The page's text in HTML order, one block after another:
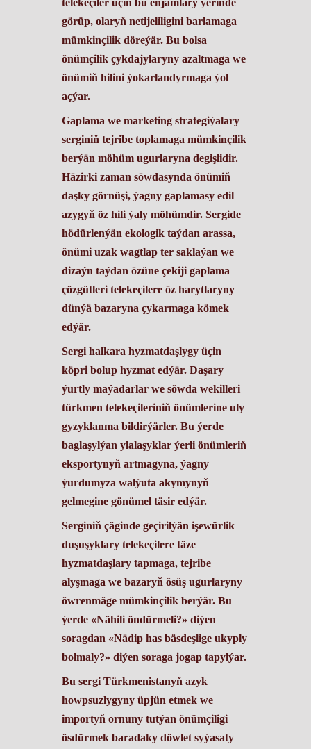
görüp, olaryň netijeliligini barlamaga
mümkinçilik döreýär. Bu bolsa
önümçilik çykdajylaryny azaltmaga we
önümiň hilini ýokarlandyrmaga ýol
açýar.
Gaplama we marketing strategiýalary
serginiň tejribe toplamaga mümkinçilik
berýän möhüm ugurlaryna degişlidir. ​
Häzirki zaman söwdasynda önümiň
daşky görnüşi, ýagny gaplamasy edil
azygyň öz hili ýaly möhümdir. Sergide
hödürlenýän ekologik taýdan arassa,
önümi uzak wagtlap ter saklaýan we
dizaýn taýdan özüne çekiji gaplama
çözgütleri telekeçilere öz harytlaryny
dünýä bazaryna çykarmaga kömek
edýär.
Sergi halkara hyzmatdaşlygy üçin
köpri bolup hyzmat edýär. Daşary
ýurtly maýadarlar we söwda wekilleri
türkmen telekeçileriniň önümlerine uly
gyzyklanma bildirýärler. Bu ýerde
baglaşylýan ylalaşyklar ýerli önümleriň
eksportynyň artmagyna, ýagny
ýurdumyza walýuta akymynyň
gelmegine gönümel täsir edýär.
​Serginiň çäginde geçirilýän işewürlik
duşuşyklary telekeçilere täze
hyzmatdaşlary tapmaga, tejribe
alyşmaga we bazaryň ösüş ugurlaryny
öwrenmäge mümkinçilik berýär. Bu
ýerde «Nähili öndürmeli?» diýen
soragdan «Nädip has bäsdeşlige ukyply
bolmaly?» diýen soraga jogap tapylýar.
Bu sergi Türkmenistanyň azyk
howpsuzlygyny üpjün etmek we
importyň ornuny tutýan önümçiligi
ösdürmek baradaky döwlet syýasaty